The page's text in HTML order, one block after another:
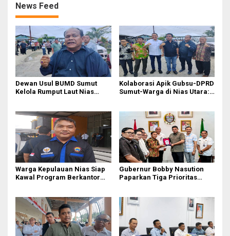
News Feed
Dewan Usul BUMD Sumut
Kelola Rumput Laut Nias
Kolaborasi Apik Gubsu-DPRD
Sumut-Warga di Nias Utara:
Warga Kepulauan Nias Siap
Kawal Program Berkantor
Gubernur Bobby Nasution
Paparkan Tiga Prioritas